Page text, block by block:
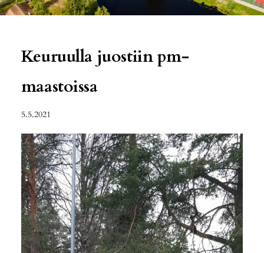
Keuruulla juostiin pm-
maastoissa
5.5.2021